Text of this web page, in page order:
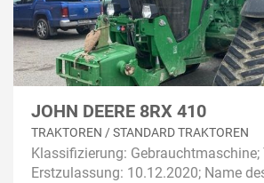
JOHN DEERE 8RX 410
TRAKTOREN / STANDARD TRAKTOREN
Klassifizierung: Gebrauchtmaschine;
Erstzulassung: 10.12.2020; Name